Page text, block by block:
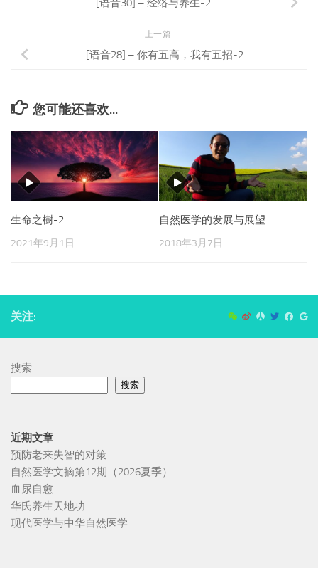
[语音30] – 经络与养生-2
上一篇
[语音28] – 你有五高，我有五招-2
您可能还喜欢...
生命之樹-2
2021年9月1日
自然医学的发展与展望
2018年3月7日
关注:
搜索
搜索
近期文章
预防老来失智的对策
自然医学文摘第12期（2026夏季）
血尿自愈
华氏养生天地功
现代医学与中华自然医学